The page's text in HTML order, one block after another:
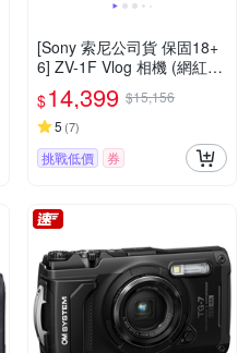
[Sony 索尼公司貨 保固18+
6] ZV-1F Vlog 相機 (網紅新
手/生活隨拍)
$14,399 $15,156
5 (7)
挑戰低價 券